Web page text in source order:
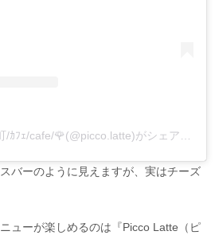
バーのように見えますが、実はチーズ
ューが楽しめるのは『Picco Latte（ピ